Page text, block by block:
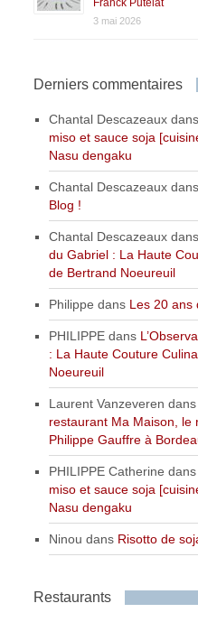
Franck Putelat
3 mai 2026
Derniers commentaires
Chantal Descazeaux
miso et sauce soja
Nasu dengaku
Chantal Descazeaux dans
Blog !
Chantal Descazeaux dans
du Gabriel : La Haute
de Bertrand Noeureuil
Philippe dans Les 20 ans
PHILIPPE dans
: La Haute Couture
Noeureuil
Laurent Vanzeveren dans
restaurant Ma Maison, le
Philippe Gauffre à
PHILIPPE Catherine
miso et sauce soja
Nasu dengaku
Ninou dans Risotto de
Restaurants